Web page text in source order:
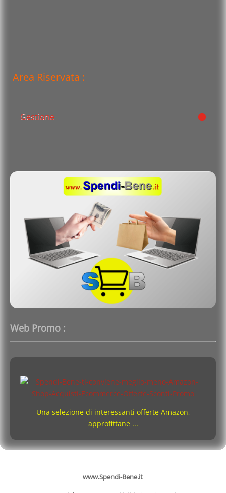
Area Riservata :
Gestione
Web Promo :
Una selezione di interessanti offerte Amazon,
approfittane ...
www.Spendi-Bene.it